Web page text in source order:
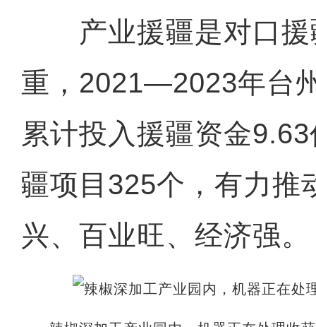
产业援疆是对口援
重，2021—2023年台
累计投入援疆资金
疆项目325个，有力推
兴、百业旺、经济强。